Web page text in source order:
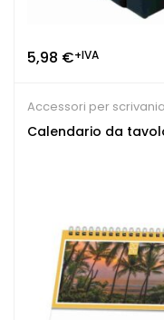
5,98 €+IVA
Accessori per scrivania
immobiliare,
Calendario da